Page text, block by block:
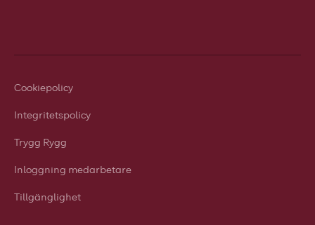
Cookiepolicy
Integritetspolicy
Trygg Rygg
Inloggning medarbetare
Tillgänglighet